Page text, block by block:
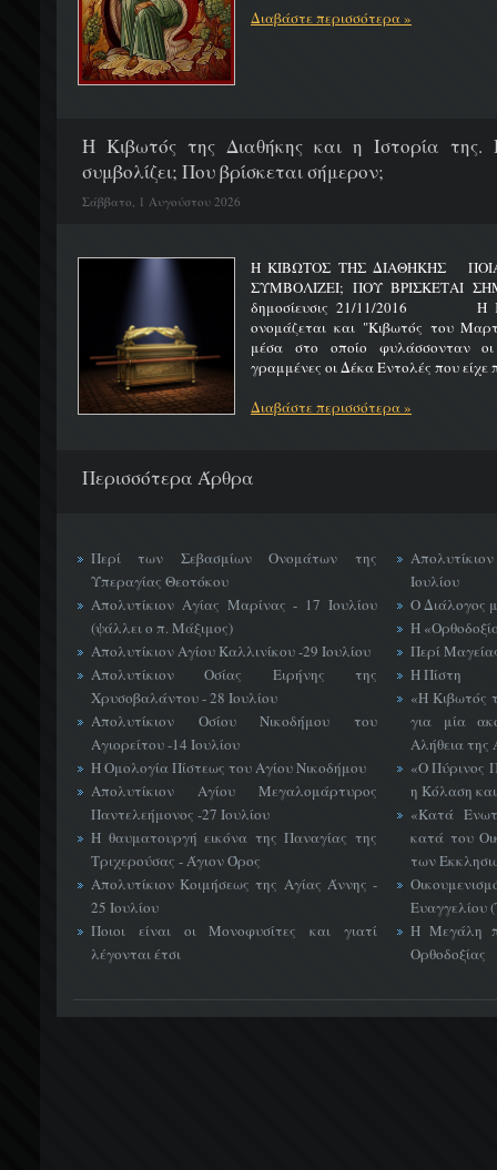
Διαβάστε περισσότερα »
H Κιβωτός της Διαθήκης και η Ιστορία της.
συμβολίζει; Που βρίσκεται σήμερον;
Σάββατο, 1 Αυγούστου 2026
Η ΚΙΒΩΤΟΣ ΤΗΣ ΔΙΑΘΗΚΗΣ
ΣΥΜΒΟΛΙΖΕΙ; ΠΟΥ
δημοσίευσις 21/11/2016 Η
ονομάζεται και "Κιβωτός του
μέσα στο οποίο φυλάσσονταν
γραμμένες οι Δέκα Εντολές που είχε
Διαβάστε περισσότερα »
Περισσότερα Άρθρα
Περί των Σεβασμίων Ονομάτων της
Υπεραγίας Θεοτόκου
Απολυτίκιον Αγίας Μαρίνας - 17 Ιουλίου
(ψάλλει ο π. Μάξιμος)
Απολυτίκιον Αγίου Καλλινίκου -29 Ιουλίου
Απολυτίκιον Οσίας Ειρήνης της
Χρυσοβαλάντου - 28 Ιουλίου
Απολυτίκιον Οσίου Νικοδήμου του
Αγιορείτου -14 Ιουλίου
Η Ομολογία Πίστεως του Αγίου Νικοδήμου
Απολυτίκιον Αγίου Μεγαλομάρτυρος
Παντελεήμονος -27 Ιουλίου
Η θαυματουργή εικόνα της Παναγίας της
Τριχερούσας - Άγιον Όρος
Απολυτίκιον Κοιμήσεως της Αγίας Άννης -
25 Ιουλίου
Ποιοι είναι οι Μονοφυσίτες και γιατί
λέγονται έτσι
Ιουλίου
Ο Διάλογος
Η
Περί
Η Πίστη
«H Κιβωτός
για μία
Αλήθεια της
«Ο Πύρινος
η Κόλαση
«Κατά
κατά του
των
Ευαγγελίου
Η Μεγάλη
Ορθοδοξίας